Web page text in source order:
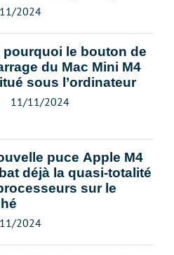
2024
pourquoi le bouton de
du Mac Mini M4
sous l’ordinateur
11/11/2024
puce Apple M4
déjà la quasi-totalité
sur le
2024